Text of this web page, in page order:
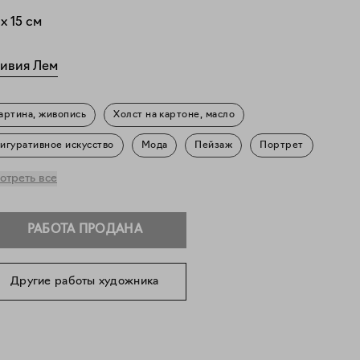
x 15 см
Лем
живопись Холст на картоне, масло
искусство Мода Пейзаж Портрет
все
РАБОТА ПРОДАНА
Другие работы художника